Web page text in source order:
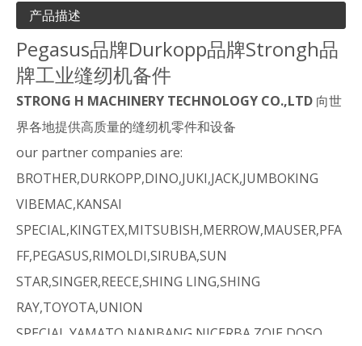
产品描述
Pegasus品牌Durkopp品牌Strongh品
牌工业缝纫机备件
STRONG H MACHINERY TECHNOLOGY CO.,LTD 向世
界各地提供高质量的缝纫机零件和设备
our partner companies are:
BROTHER,DURKOPP,DINO,JUKI,JACK,JUMBOKING
VIBEMAC,KANSAI
SPECIAL,KINGTEX,MITSUBISH,MERROW,MAUSER,PFA
FF,PEGASUS,RIMOLDI,SIRUBA,SUN
STAR,SINGER,REECE,SHING LING,SHING
RAY,TOYOTA,UNION
SPECIAL,YAMATO,NANBANG,NICERBA,ZOJE,DOSO.